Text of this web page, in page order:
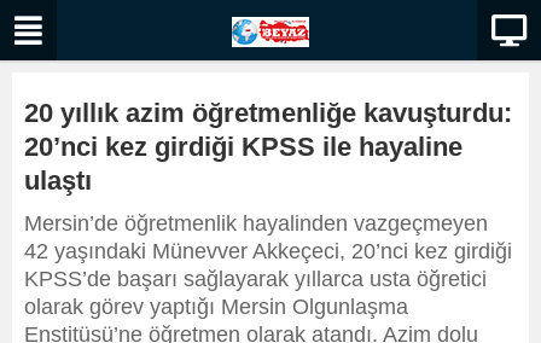
20 yıllık azim öğretmenliğe kavuşturdu:
20’nci kez girdiği KPSS ile hayaline
ulaştı
Mersin’de öğretmenlik hayalinden vazgeçmeyen
42 yaşındaki Münevver Akkeçeci, 20’nci kez girdiği
KPSS’de başarı sağlayarak yıllarca usta öğretici
olarak görev yaptığı Mersin Olgunlaşma
Enstitüsü’ne öğretmen olarak atandı. Azim dolu